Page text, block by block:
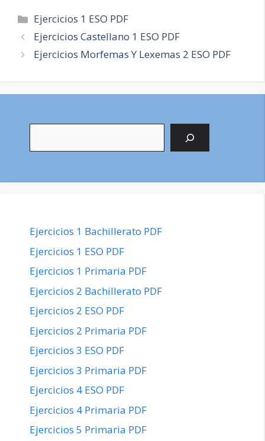
Categorías
Ejercicios 1 ESO PDF
Navegación
de
entradas
Ejercicios Castellano 1 ESO PDF
Ejercicios Morfemas Y Lexemas 2 ESO PDF
Ejercicios 1 Bachillerato PDF
Ejercicios 1 ESO PDF
Ejercicios 1 Primaria PDF
Ejercicios 2 Bachillerato PDF
Ejercicios 2 ESO PDF
Ejercicios 2 Primaria PDF
Ejercicios 3 ESO PDF
Ejercicios 3 Primaria PDF
Ejercicios 4 ESO PDF
Ejercicios 4 Primaria PDF
Ejercicios 5 Primaria PDF